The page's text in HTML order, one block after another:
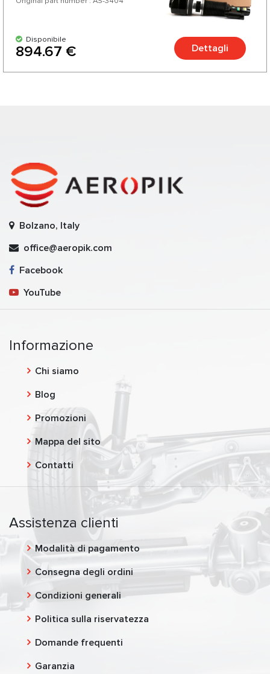
Disponibile
894.67 € Dettagli
Bolzano, Italy
office@aeropik.com
Facebook
YouTube
Informazione
Chi siamo
Blog
Promozioni
Mappa del sito
Contatti
Assistenza clienti
Modalità di pagamento
Consegna degli ordini
Condizioni generali
Politica sulla riservatezza
Domande frequenti
Garanzia